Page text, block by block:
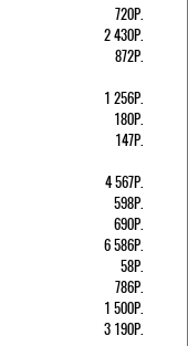
720Р.
2 430Р.
872Р.
1 256Р.
180Р.
147Р.
4 567Р.
598Р.
690Р.
6 586Р.
58Р.
786Р.
1 500Р.
3 190Р.